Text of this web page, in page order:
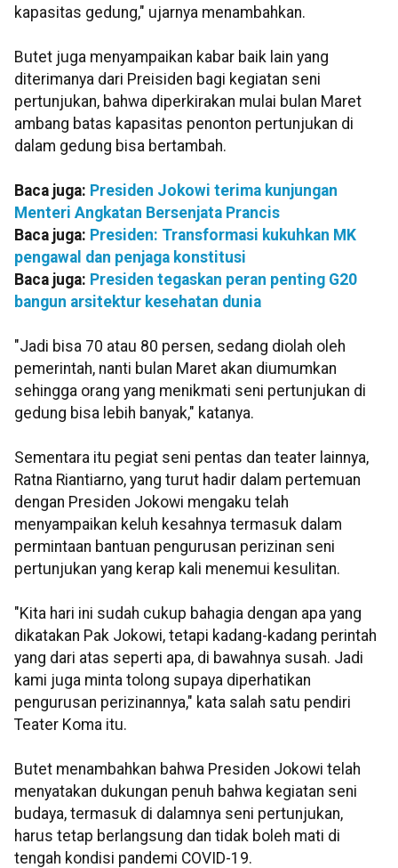
kapasitas gedung," ujarnya menambahkan.
Butet juga menyampaikan kabar baik lain yang
diterimanya dari Preisiden bagi kegiatan seni
pertunjukan, bahwa diperkirakan mulai bulan Maret
ambang batas kapasitas penonton pertunjukan di
dalam gedung bisa bertambah.
Baca juga: Presiden Jokowi terima kunjungan
Menteri Angkatan Bersenjata Prancis
Baca juga: Presiden: Transformasi kukuhkan MK
pengawal dan penjaga konstitusi
Baca juga: Presiden tegaskan peran penting G20
bangun arsitektur kesehatan dunia
"Jadi bisa 70 atau 80 persen, sedang diolah oleh
pemerintah, nanti bulan Maret akan diumumkan
sehingga orang yang menikmati seni pertunjukan di
gedung bisa lebih banyak," katanya.
Sementara itu pegiat seni pentas dan teater lainnya,
Ratna Riantiarno, yang turut hadir dalam pertemuan
dengan Presiden Jokowi mengaku telah
menyampaikan keluh kesahnya termasuk dalam
permintaan bantuan pengurusan perizinan seni
pertunjukan yang kerap kali menemui kesulitan.
"Kita hari ini sudah cukup bahagia dengan apa yang
dikatakan Pak Jokowi, tetapi kadang-kadang perintah
yang dari atas seperti apa, di bawahnya susah. Jadi
kami juga minta tolong supaya diperhatikan
pengurusan perizinannya," kata salah satu pendiri
Teater Koma itu.
Butet menambahkan bahwa Presiden Jokowi telah
menyatakan dukungan penuh bahwa kegiatan seni
budaya, termasuk di dalamnya seni pertunjukan,
harus tetap berlangsung dan tidak boleh mati di
tengah kondisi pandemi COVID-19.